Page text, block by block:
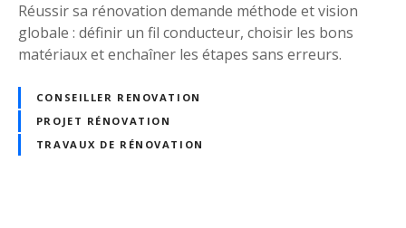
i
l
L
g
n
a
Réussir sa rénovation demande méthode et vision
globale : définir un fil conducteur, choisir les bons
matériaux et enchaîner les étapes sans erreurs.
CONSEILLER RENOVATION
PROJET RÉNOVATION
TRAVAUX DE RÉNOVATION